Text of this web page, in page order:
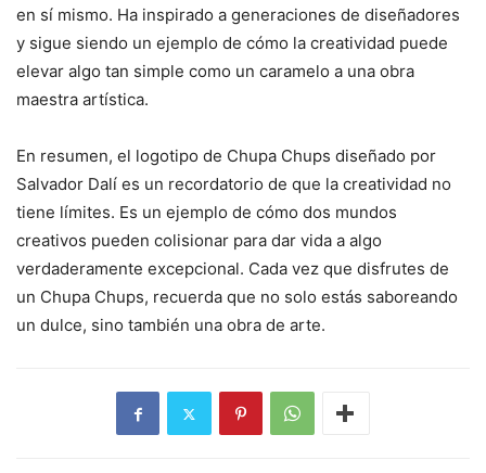
en sí mismo. Ha inspirado a generaciones de diseñadores
y sigue siendo un ejemplo de cómo la creatividad puede
elevar algo tan simple como un caramelo a una obra
maestra artística.
En resumen, el logotipo de Chupa Chups diseñado por
Salvador Dalí es un recordatorio de que la creatividad no
tiene límites. Es un ejemplo de cómo dos mundos
creativos pueden colisionar para dar vida a algo
verdaderamente excepcional. Cada vez que disfrutes de
un Chupa Chups, recuerda que no solo estás saboreando
un dulce, sino también una obra de arte.